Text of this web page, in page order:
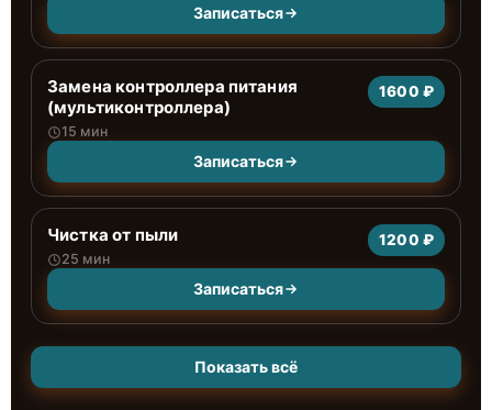
Записаться
Замена контроллера питания
(мультиконтроллера)
15 мин
1600 ₽
Записаться
Чистка от пыли
25 мин
1200 ₽
Записаться
Показать всё